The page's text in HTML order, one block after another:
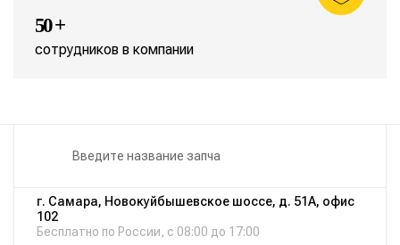
50 +
сотрудников в компании
г. Самара, Новокуйбышевское шоссе, д. 51А, офис
102
Бесплатно по России, с 08:00 до 17:00